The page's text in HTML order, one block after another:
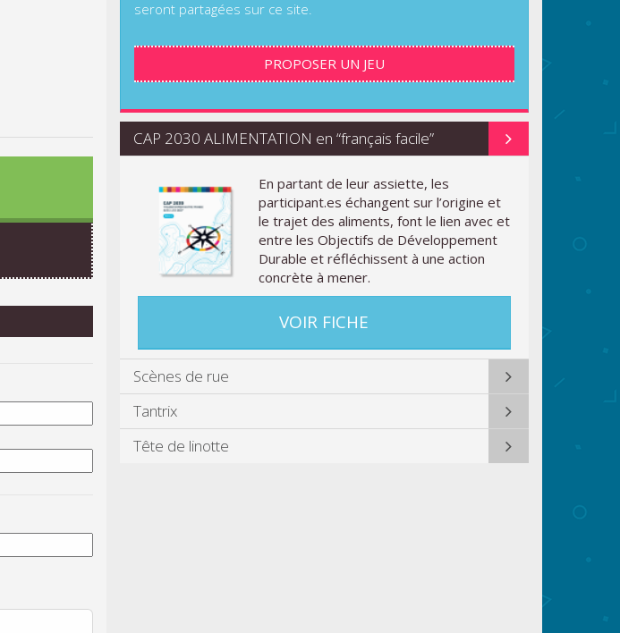
seront partagées sur ce site.
PROPOSER UN JEU
CAP 2030 ALIMENTATION en “français facile”
En partant de leur assiette, les
participant.es échangent sur l’origine et
le trajet des aliments, font le lien avec et
entre les Objectifs de Développement
Durable et réfléchissent à une action
concrète à mener.
VOIR FICHE
Scènes de rue
Tantrix
Tête de linotte